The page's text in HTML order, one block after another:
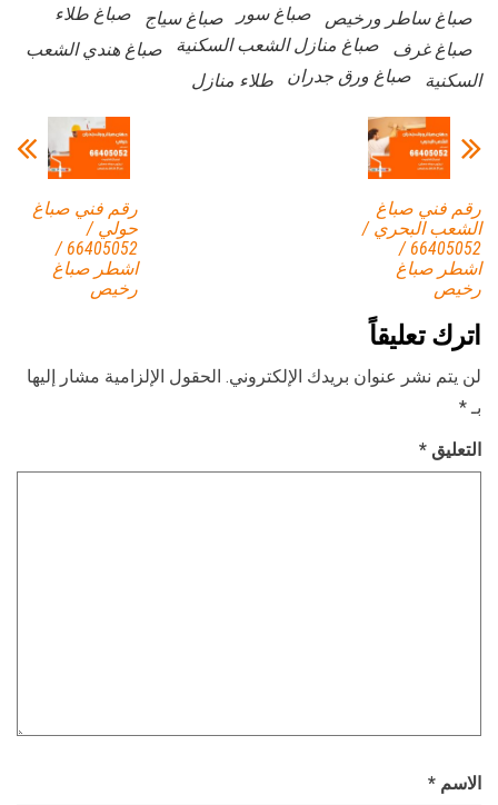
صباغ ساطر ورخيص
صباغ سور صباغ سياج
صباغ طلاء
صباغ غرف
صباغ منازل الشعب السكنية
صباغ هندي الشعب
السكنية
صباغ ورق جدران طلاء منازل
رقم فني صباغ
حولي /
66405052 /
اشطر صباغ
رخيص
رقم فني صباغ
الشعب البحري /
66405052 /
اشطر صباغ
رخيص
اترك تعليقاً
لن يتم نشر عنوان بريدك الإلكتروني. الحقول الإلزامية مشار إليها
بـ*
التعليق *
الاسم *